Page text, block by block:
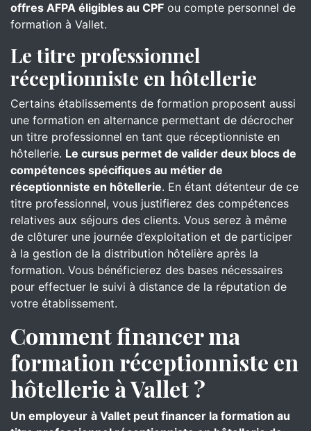
offres AFPA éligibles au CPF ou compte personnel de
formation à Vallet.
Le titre professionnel
réceptionniste en hôtellerie
Certains établissements de formation proposent aussi
une formation en alternance permettant de décrocher
un titre professionnel en tant que réceptionniste en
hôtellerie. Le cursus permet de valider deux blocs de
compétences spécifiques au métier de
réceptionniste en hôtellerie. En étant détenteur de ce
titre professionnel, vous justifierez des compétences
relatives aux séjours des clients. Vous serez à même
de clôturer une journée d’exploitation et de participer
à la gestion de la distribution hôtelière après la
formation. Vous bénéficierez des bases nécessaires
pour effectuer le suivi à distance de la réputation de
votre établissement.
Comment financer ma
formation réceptionniste en
hôtellerie à Vallet ?
Un employeur à Vallet peut financer la formation au